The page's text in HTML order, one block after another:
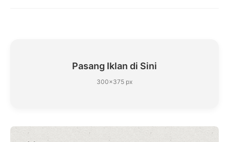
Pasang Iklan di Sini
300×375 px